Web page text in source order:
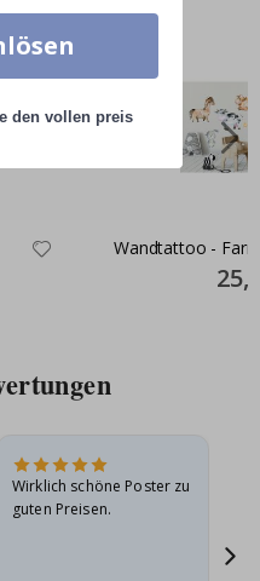
Wandtattoo -
Price
Wirklich schöne Poster zu
guten Preisen.
den vollen preis